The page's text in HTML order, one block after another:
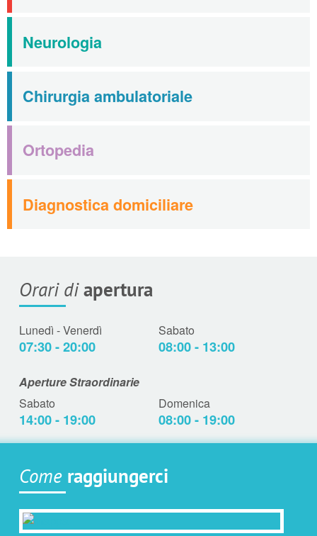
Neurologia
Chirurgia ambulatoriale
Ortopedia
Diagnostica domiciliare
Orari diapertura
Lunedì - Venerdì
07:30 - 20:00
Sabato
08:00 - 13:00
Aperture Straordinarie
Sabato
14:00 - 19:00
Domenica
08:00 - 19:00
Come raggiungerci